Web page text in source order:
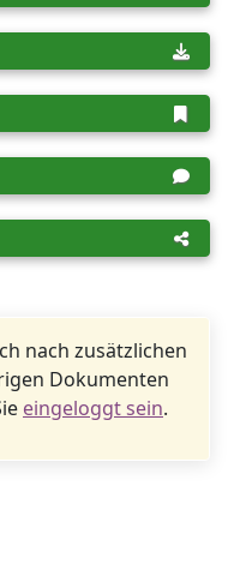
nach zusätzlichen
Dokumenten
eingeloggt sein.